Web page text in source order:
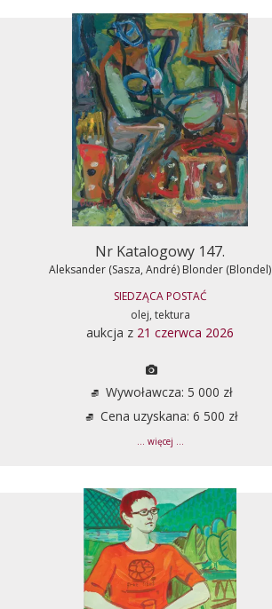
Nr Katalogowy 147.
Aleksander (Sasza, André) Blonder (Blondel)
SIEDZĄCA POSTAĆ
olej, tektura
aukcja z 21 czerwca 2026
Wywoławcza: 5 000 zł
Cena uzyskana: 6 500 zł
... więcej ...